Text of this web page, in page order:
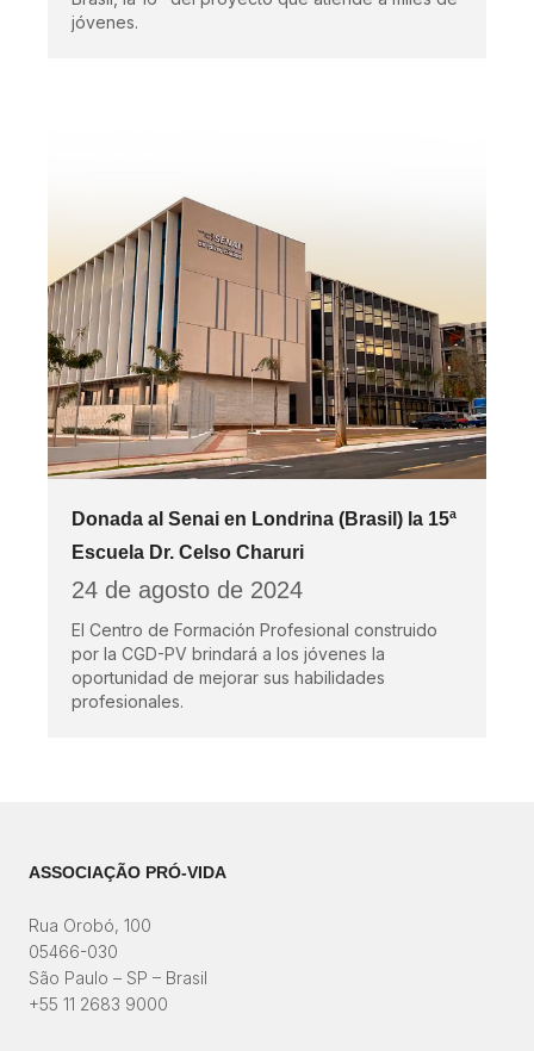
jóvenes.
Donada al Senai en Londrina (Brasil) la 15ª
Escuela Dr. Celso Charuri
24 de agosto de 2024
El Centro de Formación Profesional construido
por la CGD-PV brindará a los jóvenes la
oportunidad de mejorar sus habilidades
profesionales.
ASSOCIAÇÃO PRÓ-VIDA
Rua Orobó, 100
05466-030
São Paulo – SP – Brasil
+55 11 2683 9000